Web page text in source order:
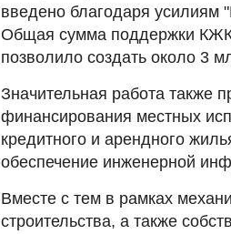
введено благодаря усилиям
Общая сумма поддержки КЖК
позволило создать около 3
Значительная работа также
финансирования местных
кредитного и арендного
обеспечение инженерной
Вместе с тем в рамках
строительства, а также